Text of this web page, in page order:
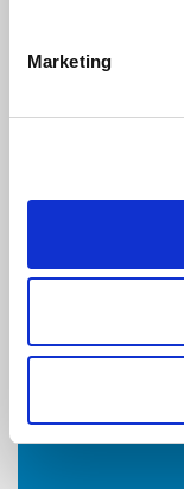
Marketing